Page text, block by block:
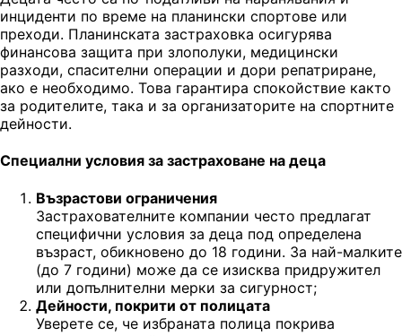
инциденти по време на планински спортове или
преходи. Планинската застраховка осигурява
финансова защита при злополуки, медицински
разходи, спасителни операции и дори репатриране,
ако е необходимо. Това гарантира спокойствие както
за родителите, така и за организаторите на спортните
дейности.
Специални условия за застраховане на деца
Възрастови ограничения
Застрахователните компании често предлагат
специфични условия за деца под определена
възраст, обикновено до 18 години. За най-малките
(до 7 години) може да се изисква придружител
или допълнителни мерки за сигурност;
Дейности, покрити от полицата
Уверете се, че избраната полица покрива